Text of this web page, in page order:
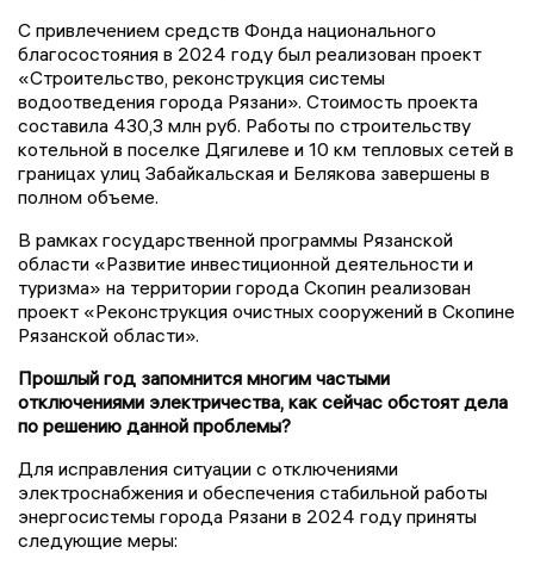
С привлечением средств Фонда национального
благосостояния в 2024 году был реализован проект
«Строительство, реконструкция системы
водоотведения города Рязани». Стоимость проекта
составила 430,3 млн руб. Работы по строительству
котельной в поселке Дягилеве и 10 км тепловых сетей в
границах улиц Забайкальская и Белякова завершены в
полном объеме.
В рамках государственной программы Рязанской
области «Развитие инвестиционной деятельности и
туризма» на территории города Скопин реализован
проект «Реконструкция очистных сооружений в Скопине
Рязанской области».
Прошлый год запомнится многим частыми
отключениями электричества, как сейчас обстоят дела
по решению данной проблемы?
Для исправления ситуации с отключениями
электроснабжения и обеспечения стабильной работы
энергосистемы города Рязани в 2024 году приняты
следующие меры: